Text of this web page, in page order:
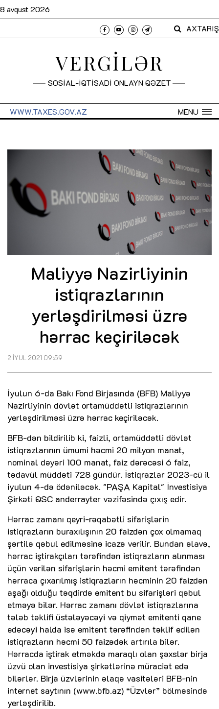
8 avqust 2026
AXTARIŞ
VERGİLƏR
SOSİAL-İQTİSADİ ONLAYN QƏZET
MENU
WWW.TAXES.GOV.AZ
Maliyyə Nazirliyinin
istiqrazlarının
yerləşdirilməsi üzrə
hərrac keçiriləcək
2 İYUL 2021 09:59
İyulun 6-da Bakı Fond Birjasında (BFB) Maliyyə
Nazirliyinin dövlət ortamüddətli istiqrazlarının
yerləşdirilməsi üzrə hərrac keçiriləcək.
BFB-dən bildirilib ki, faizli, ortamüddətli dövlət
istiqrazlarının ümumi həcmi 20 milyon manat,
nominal dəyəri 100 manat, faiz dərəcəsi 6 faiz,
tədavül müddəti 728 gündür. İstiqrazlar 2023-cü il
iyulun 4-də ödəniləcək. "PAŞA Kapital" İnvestisiya
Şirkəti QSC anderrayter vəzifəsində çıxış edir.
Hərrac zamanı qeyri-rəqabətli sifarişlərin
istiqrazların buraxılışının 20 faizdən çox olmamaq
şərtilə qəbul edilməsinə icazə verilir. Bundan əlavə,
hərrac iştirakçıları tərəfindən istiqrazların alınması
üçün verilən sifarişlərin həcmi emitent tərəfindən
hərraca çıxarılmış istiqrazların həcminin 20 faizdən
aşağı olduğu təqdirdə emitent bu sifarişləri qəbul
etməyə bilər. Hərrac zamanı dövlət istiqrazlarına
tələb təklifi üstələyəcəyi və qiymət emitenti qane
edəcəyi halda isə emitent tərəfindən təklif edilən
istiqrazların həcmi 50 faizədək artırıla bilər.
Hərracda iştirak etməkdə maraqlı olan şəxslər birja
üzvü olan investisiya şirkətlərinə müraciət edə
bilərlər. Birja üzvlərinin əlaqə vasitələri BFB-nin
internet saytının (www.bfb.az) “Üzvlər” bölməsində
yerləşdirilib.